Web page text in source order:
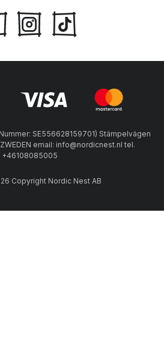
SE556628159701) Stämpelvägen
email: info@nordicnest.nl tel.
+46108085005
Copyright Nordic Nest AB